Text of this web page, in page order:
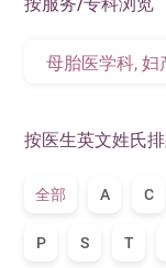
母胎医学科, 妇
按医生英文姓氏排
全部 A C
P S T